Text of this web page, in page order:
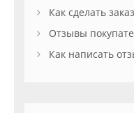
Как сделать заказ
Отзывы
Как написать